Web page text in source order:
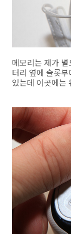
메모리는 제가
터리 옆에 슬롯
있는데 이곳에는